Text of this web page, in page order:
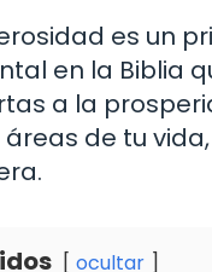
es un
en la Biblia
a la
de tu
ocultar